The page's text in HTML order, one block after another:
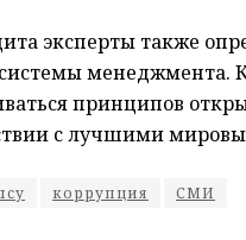
эксперты также
менеджмента.
принципов
с лучшими
коррупция СМИ